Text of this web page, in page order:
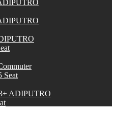
Seat
ADIPUTRO